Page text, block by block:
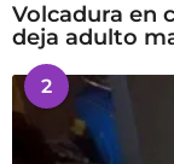
Volcadura en
deja adulto
2